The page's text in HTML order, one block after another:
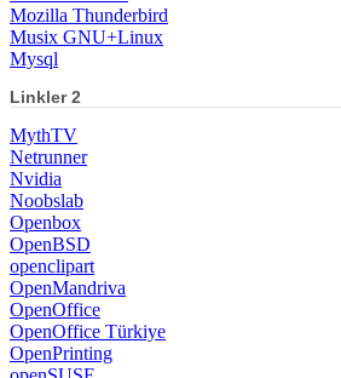
Mozilla Thunderbird
Musix GNU+Linux
Mysql
Linkler 2
MythTV
Netrunner
Nvidia
Noobslab
Openbox
OpenBSD
openclipart
OpenMandriva
OpenOffice
OpenOffice Türkiye
OpenPrinting